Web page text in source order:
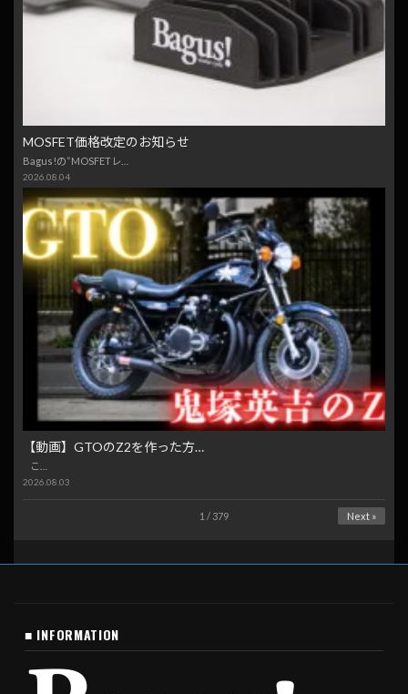
MOSFET価格改定のお知らせ
Bagus!の“MOSFETレ…
2026.08.04
【動画】GTOのZ2を作った方…
こ…
2026.08.03
1 / 379 Next »
■ INFORMATION